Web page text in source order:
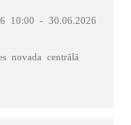
10:00 - 30.06.2026
novada centrālā